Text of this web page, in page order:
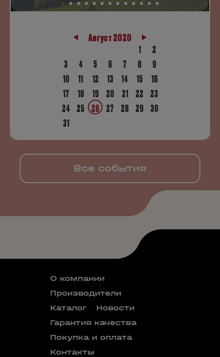
Август 2020
1
2
3
4 5 6 7 8
9
10
11 12 13 14 15
16
17
18 19 20 21 22 23
24 25 26 27 28 29 30
31
Все события
О компании
Производители
Каталог
Новости
Гарантия качества
Покупка и оплата
Контакты